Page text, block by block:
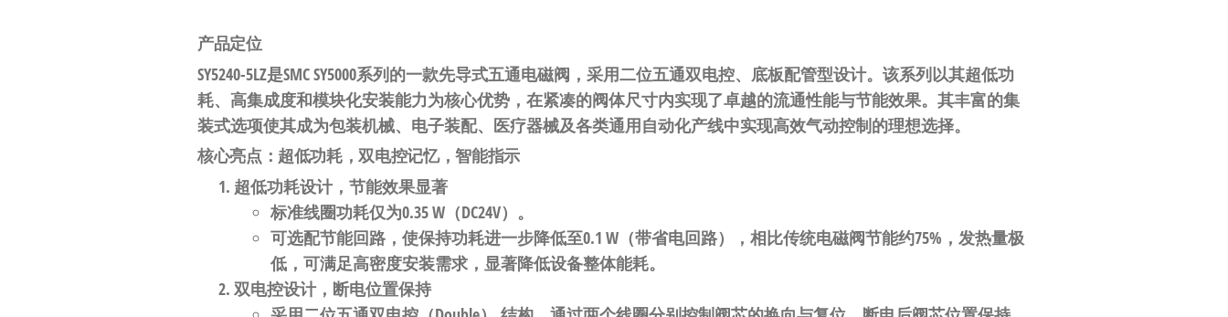
产品定位
SY5240-5LZ是SMC SY5000系列的一款先导式五通电磁阀 ，采用二位五通双电控、底板配管型设计。该系列以其超低功
耗、高集成度和模块化安装能力为核心优势，在紧凑的阀体尺寸内实现了卓越的流通性能与节能效果。其丰富的集
装式选项使其成为包装机械、电子装配、医疗器械及各类通用自动化产线中实现高效气动控制的理想选择。
核心亮点：超低功耗，双电控记忆，智能指示
超低功耗设计，节能效果显著
标准线圈功耗仅为0.35 W（DC24V） 。
可选配节能回路 ，使保持功耗进一步降低至0.1 W （带省电回路），相比传统电磁阀节能约75%，发热量极
低，可满足高密度安装需求，显著降低设备整体能耗。
双电控设计，断电位置保持